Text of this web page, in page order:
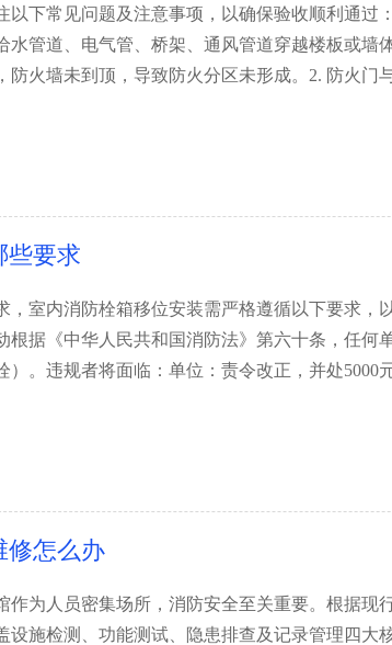
下常见问题及注意事项，以确保验收顺利通过
管道、电气管、桥架、通风管道穿越楼板或墙
防火墙未到顶，导致防火分区未形成。2. 防火门
些要求
，室内消防栓箱移位安装需严格遵循以下要求，
据《中华人民共和国消防法》第六十条，任何
。违规者将面临：单位：责令改正，并处5000
修怎么办
作为人员密集场所，消防安全至关重要。根据现
设施检测、功能测试、隐患排查及记录管理四大